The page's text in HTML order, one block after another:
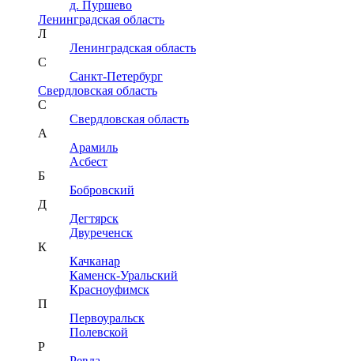
д. Пуршево
Ленинградская область
Л
Ленинградская область
С
Санкт-Петербург
Свердловская область
С
Свердловская область
А
Арамиль
Асбест
Б
Бобровский
Д
Дегтярск
Двуреченск
К
Качканар
Каменск-Уральский
Красноуфимск
П
Первоуральск
Полевской
Р